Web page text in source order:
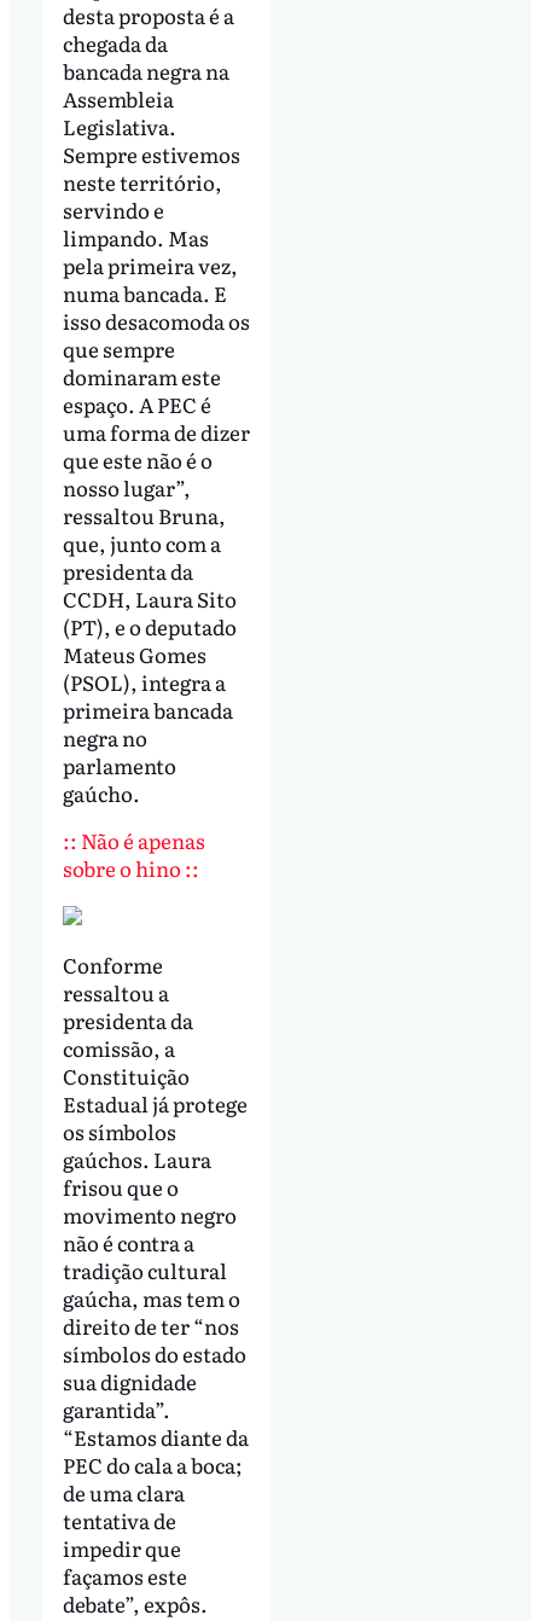
desta proposta é a
chegada da
bancada negra na
Assembleia
Legislativa.
Sempre estivemos
neste território,
servindo e
limpando. Mas
pela primeira vez,
numa bancada. E
isso desacomoda os
que sempre
dominaram este
espaço. A PEC é
uma forma de dizer
que este não é o
nosso lugar”,
ressaltou Bruna,
que, junto com a
presidenta da
CCDH, Laura Sito
(PT), e o deputado
Mateus Gomes
(PSOL), integra a
primeira bancada
negra no
parlamento
gaúcho.
:: Não é apenas
sobre o hino ::
Conforme
ressaltou a
presidenta da
comissão, a
Constituição
Estadual já protege
os símbolos
gaúchos. Laura
frisou que o
movimento negro
não é contra a
tradição cultural
gaúcha, mas tem o
direito de ter “nos
símbolos do estado
sua dignidade
garantida”.
“Estamos diante da
PEC do cala a boca;
de uma clara
tentativa de
impedir que
façamos este
debate”, expôs.